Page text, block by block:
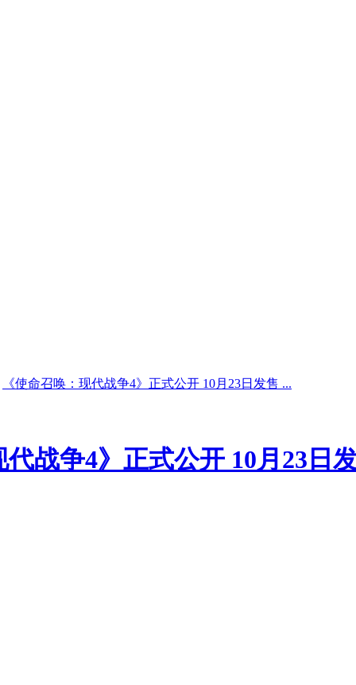
《使命召唤：现代战争4》正式公开 10月23日发售 ...
战争4》正式公开 10月23日